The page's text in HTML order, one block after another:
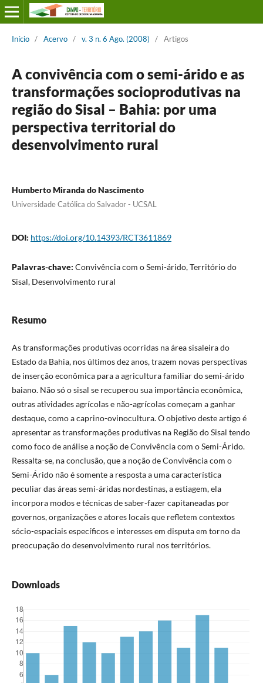
Início / Acervo / v. 3 n. 6 Ago. (2008) / Artigos
A convivência com o semi-árido e as
transformações socioprodutivas na
região do Sisal – Bahia: por uma
perspectiva territorial do
desenvolvimento rural
Humberto Miranda do Nascimento
Universidade Católica do Salvador - UCSAL
DOI: https://doi.org/10.14393/RCT3611869
Palavras-chave: Convivência com o Semi-árido, Território do
Sisal, Desenvolvimento rural
Resumo
As transformações produtivas ocorridas na área sisaleira do
Estado da Bahia, nos últimos dez anos, trazem novas perspectivas
de inserção econômica para a agricultura familiar do semi-árido
baiano. Não só o sisal se recuperou sua importância econômica,
outras atividades agrícolas e não-agrícolas começam a ganhar
destaque, como a caprino-ovinocultura. O objetivo deste artigo é
apresentar as transformações produtivas na Região do Sisal tendo
como foco de análise a noção de Convivência com o Semi-Árido.
Ressalta-se, na conclusão, que a noção de Convivência com o
Semi-Árido não é somente a resposta a uma característica
peculiar das áreas semi-áridas nordestinas, a estiagem, ela
incorpora modos e técnicas de saber-fazer capitaneadas por
governos, organizações e atores locais que refletem contextos
sócio-espaciais específicos e interesses em disputa em torno da
preocupação do desenvolvimento rural nos territórios.
Downloads